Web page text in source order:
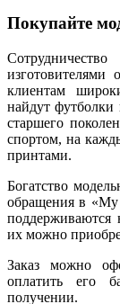
Покупайте
изготовителями
клиентам
найдут
старшего
спортом, на
принтами.
Богатство
обращения в
их можно
Заказ можно
оплатить его
получении.